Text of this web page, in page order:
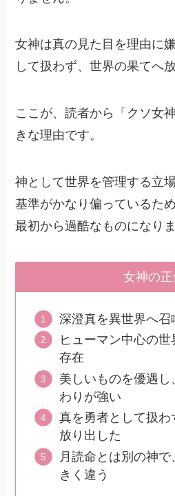
女神は真の見た目を理由に
して扱わず、世界の果てへ
ここが、読者から「クソ女
きな理由です。
神として世界を管理する立
基準がかなり偏っているた
最初から過酷なものになりま
女神の正
深澄真を異世界へ召
ヒューマン中心の
存在
美しいものを優遇
わりが強い
真を勇者として扱
放り出した
月読命とは別の神
きく違う